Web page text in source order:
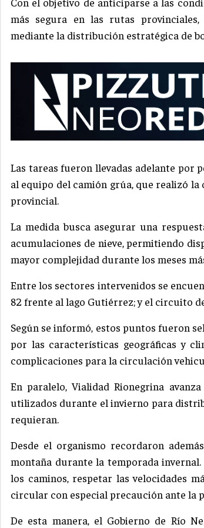
más segura en las rutas
mediante la distribución estratégica de
Las tareas fueron llevadas adelante por
al equipo del camión grúa, que realizó
provincial.
La medida busca asegurar una
acumulaciones de nieve, permitiendo
mayor complejidad durante los meses
Entre los sectores intervenidos se
82 frente al lago Gutiérrez; y el circuito
Según se informó, estos puntos fueron
por las características geográficas y
complicaciones para la circulación
En paralelo, Vialidad Rionegrina
utilizados durante el invierno para
requieran.
Desde el organismo recordaron
montaña durante la temporada
los caminos, respetar las velocidades
circular con especial precaución ante la
De esta manera, el Gobierno de Río